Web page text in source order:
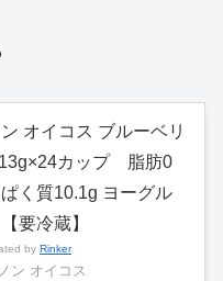
オイコス ブルーベリ
カップ 脂肪0
く質10.1g ヨーグル
要冷蔵】
by Rinker
ン オイコス